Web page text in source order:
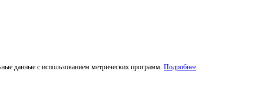
данные с использованием метрических программ. Подробнее.